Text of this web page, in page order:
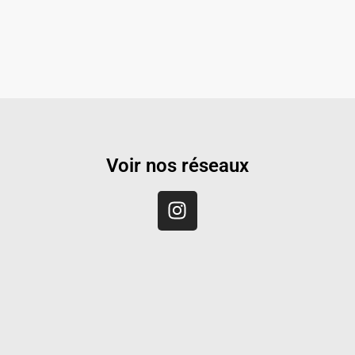
Voir nos réseaux